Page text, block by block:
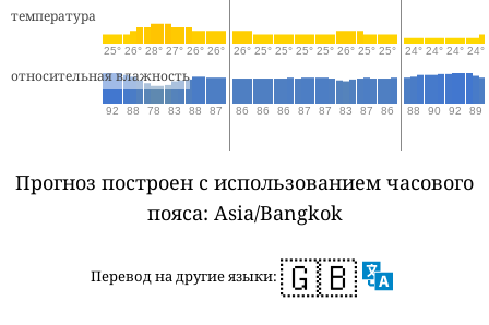
температура
25° 26° 28° 27° 26° 26° 26° 25° 25° 25° 25° 26° 25° 25° 24° 24° 24° 24°
относительная влажность
92 88 78 83 88 87 86 86 86 87 87 83 87 86 88 90 92 89
Прогноз построен с использованием часового
пояса: Asia/Bangkok
Перевод на другие языки: 🇬🇧